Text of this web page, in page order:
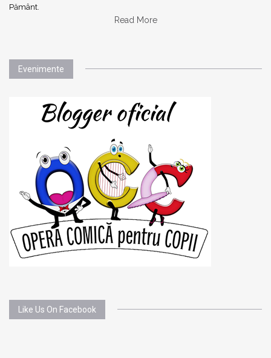
Pământ.
Read More
Evenimente
Like Us On Facebook